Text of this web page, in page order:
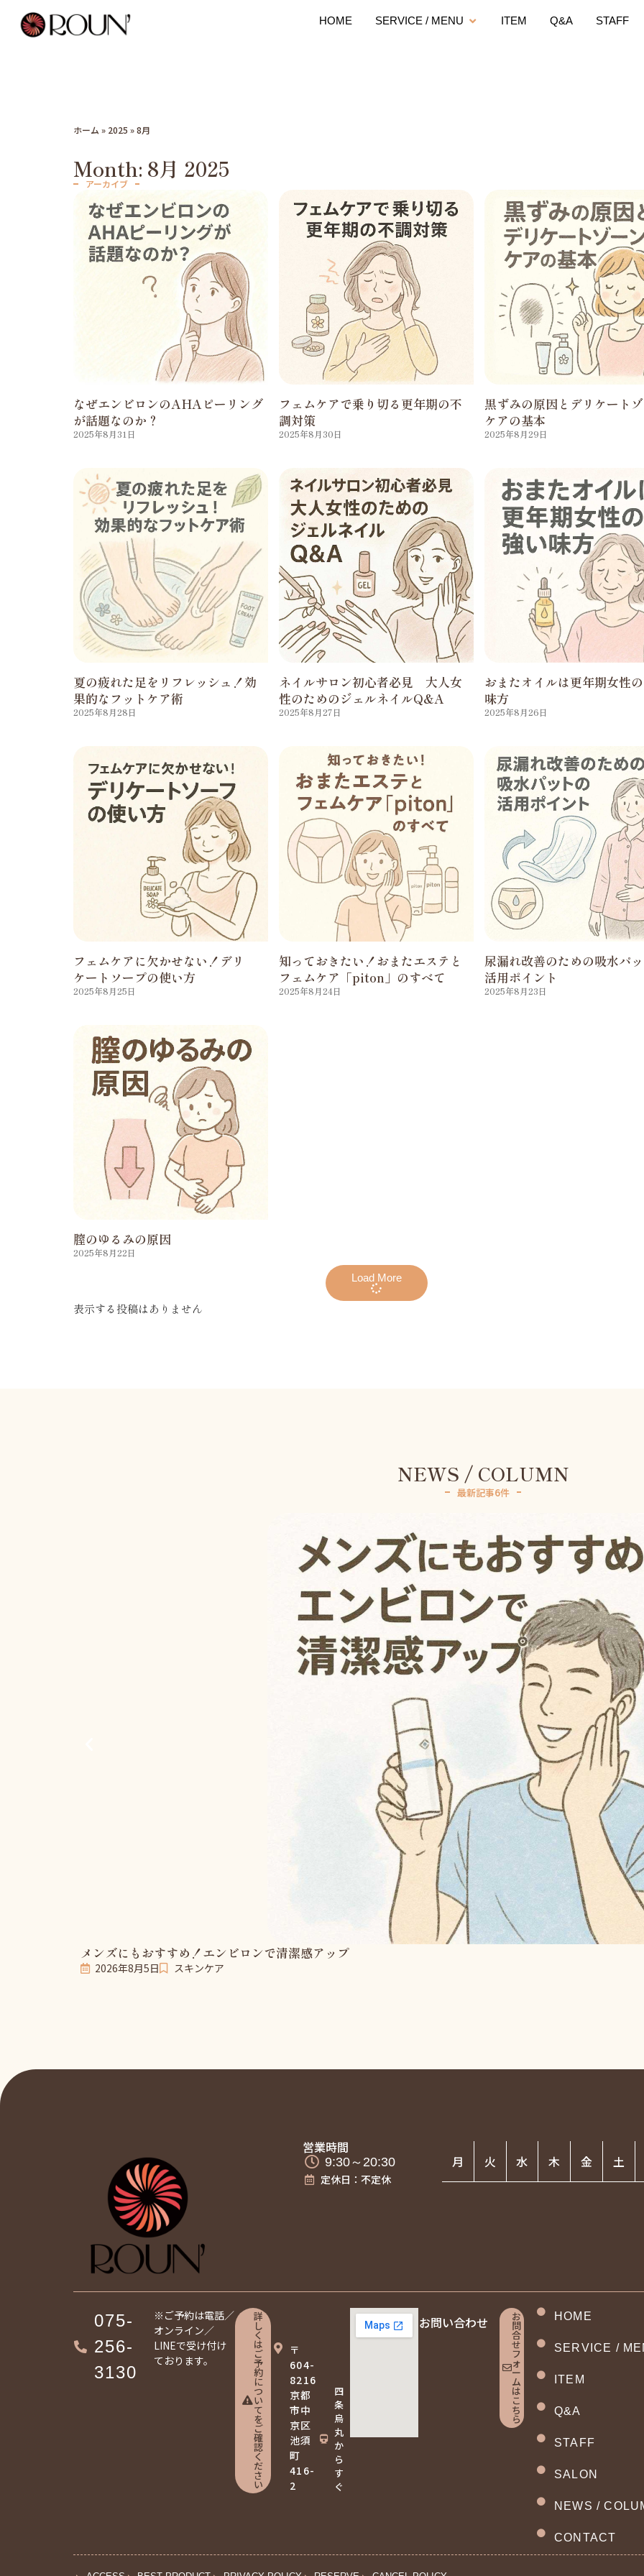
HOME SERVICE / MENU ITEM Q&A STAFF
ホーム » 2025 »8月
Month: 8月 2025
アーカイブ
なぜエンビロンのAHAピーリング
が話題なのか？
2025年8月31日
フェムケアで乗り切る更年期の不
調対策
2025年8月30日
黒ずみの原因とデリケート
ケアの基本
2025年8月29日
夏の疲れた足をリフレッシュ！効
果的なフットケア術
2025年8月28日
ネイルサロン初心者必見 大人女
性のためのジェルネイルQ&A
2025年8月27日
おまたオイルは更年期女性
味方
2025年8月26日
フェムケアに欠かせない！デリ
ケートソープの使い方
2025年8月25日
知っておきたい！おまたエステと
フェムケア「piton」のすべて
2025年8月24日
尿漏れ改善のための吸水パ
活用ポイント
2025年8月23日
膣のゆるみの原因
2025年8月22日
Load More
表示する投稿はありません
NEWS / COLUMN
最新記事6件
メンズにもおすすめ！エンビロンで清潔感アップ
2026年8月5日 スキンケア
営業時間
9:30～20:30
定休日：不定休
月 火 水 木 金 土
075-
256-
3130
※ご予約は電話／
オンライン／
LINEで受け付け
ております。
詳
し
く
は
ご
予
約
に
つ
い
て
を
ご
確
認
く
だ
さ
い
〒
604-
8216
京都
市中
京区
池須
町
416-
2
四
条
烏
丸
か
ら
す
ぐ
お問い合わせ お
問
合
せ
フ
ォ
ー
ム
は
こ
ち
ら
HOME
SERVICE /
ITEM
Q&A
STAFF
SALON
NEWS /
CONTACT